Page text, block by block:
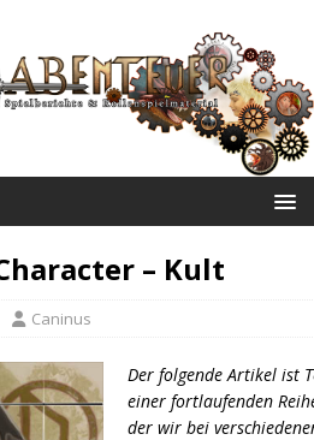
– Kult
Caninus
Der folgende Artikel ist
einer fortlaufenden
der wir bei